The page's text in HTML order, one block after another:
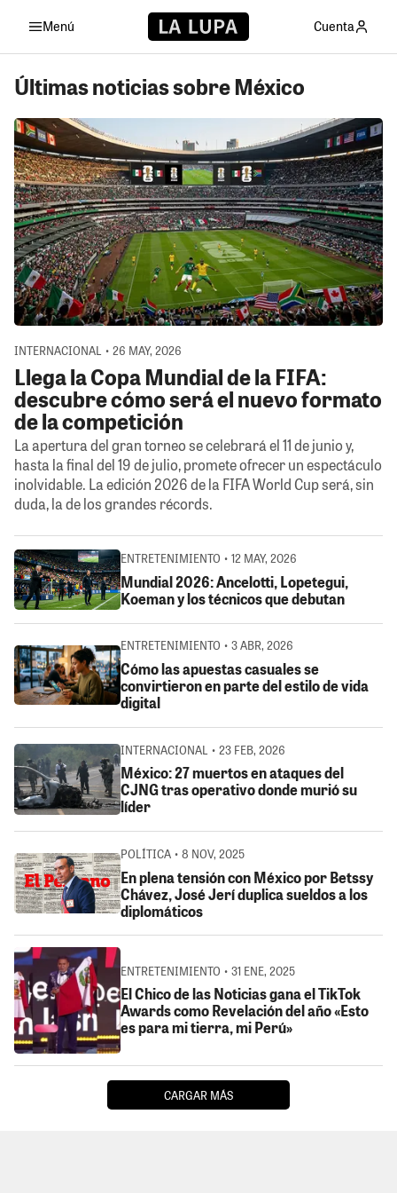
Menú Cuenta
Últimas noticias sobre México
INTERNACIONAL • 26 MAY, 2026
Llega la Copa Mundial de la FIFA:
descubre cómo será el nuevo formato
de la competición
La apertura del gran torneo se celebrará el 11 de junio y,
hasta la final del 19 de julio, promete ofrecer un espectáculo
inolvidable. La edición 2026 de la FIFA World Cup será, sin
duda, la de los grandes récords.
ENTRETENIMIENTO • 12 MAY, 2026
Mundial 2026: Ancelotti, Lopetegui,
Koeman y los técnicos que debutan
ENTRETENIMIENTO • 3 ABR, 2026
Cómo las apuestas casuales se
convirtieron en parte del estilo de vida
digital
INTERNACIONAL • 23 FEB, 2026
México: 27 muertos en ataques del
CJNG tras operativo donde murió su
líder
POLÍTICA • 8 NOV, 2025
En plena tensión con México por Betssy
Chávez, José Jerí duplica sueldos a los
diplomáticos
ENTRETENIMIENTO • 31 ENE, 2025
El Chico de las Noticias gana el TikTok
Awards como Revelación del año «Esto
es para mi tierra, mi Perú»
CARGAR MÁS